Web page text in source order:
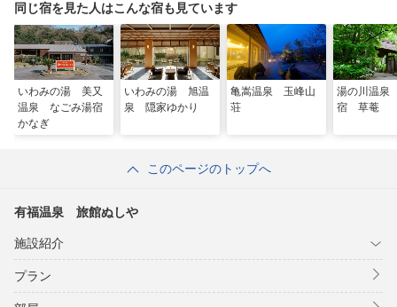
同じ宿を見た人はこんな宿も見ています
いわみの湯 美又
温泉 なごみ湯宿
かなぎ
いわみの湯 旭温
泉 隠家ゆかり
亀嵩温泉 玉峰山
荘
湯の川温
宿 草菴
このページのトップへ
有福温泉 旅館ぬしや
施設紹介
プラン